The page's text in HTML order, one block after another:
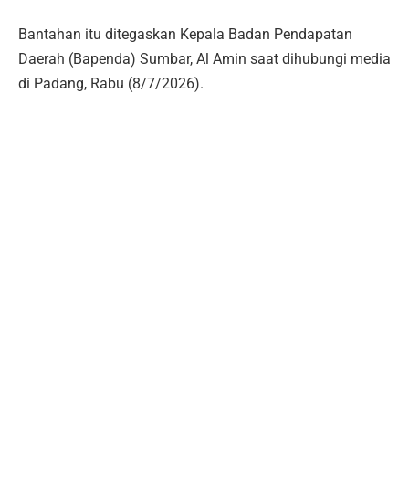
Bantahan itu ditegaskan Kepala Badan Pendapatan
Daerah (Bapenda) Sumbar, Al Amin saat dihubungi media
di Padang, Rabu (8/7/2026).